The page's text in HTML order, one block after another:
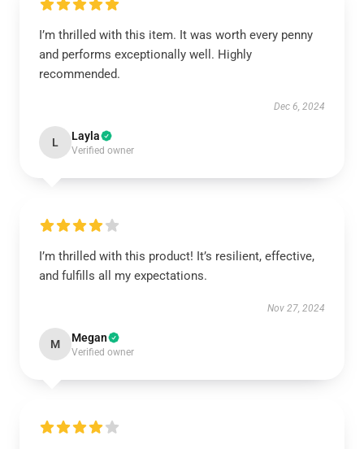
I’m thrilled with this item. It was worth every penny
and performs exceptionally well. Highly
recommended.
Dec 6, 2024
L Layla
Verified owner
I’m thrilled with this product! It’s resilient, effective,
and fulfills all my expectations.
Nov 27, 2024
M Megan
Verified owner